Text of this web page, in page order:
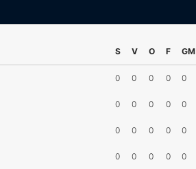
S V O F GM
0 0 0 0 0
0 0 0 0 0
0 0 0 0 0
0 0 0 0 0